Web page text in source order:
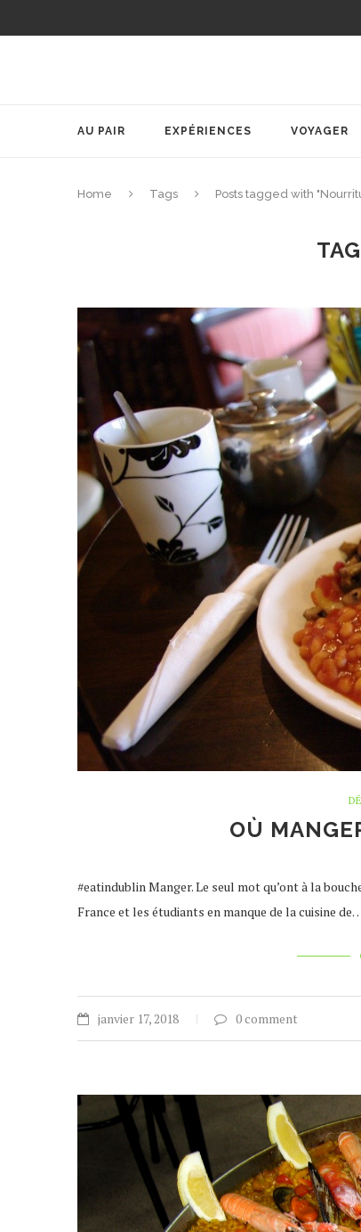
AU PAIR EXPÉRIENCES VOYAGER
Home Tags Posts tagged with
TAG
OÙ
#eatindublin Manger. Le seul mot qu’ont à la
France et les étudiants en manque de la cuisine
janvier 17, 2018 0 comment